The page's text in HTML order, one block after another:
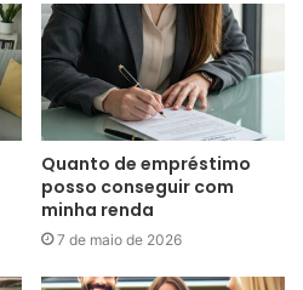
Quanto de empréstimo
posso conseguir com
minha renda
7 de maio de 2026